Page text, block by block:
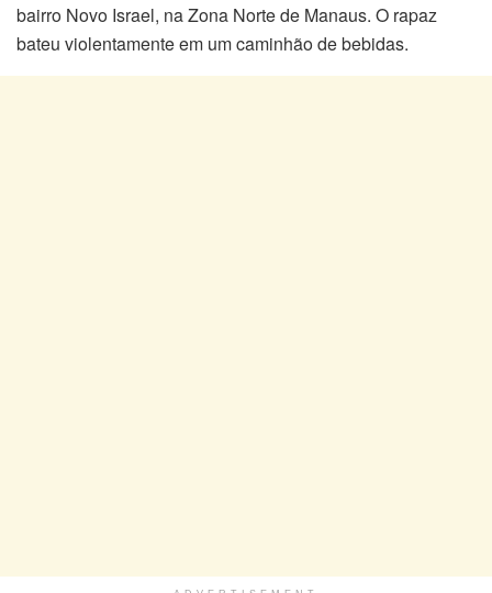
bairro Novo Israel, na Zona Norte de Manaus. O rapaz
bateu violentamente em um caminhão de bebidas.